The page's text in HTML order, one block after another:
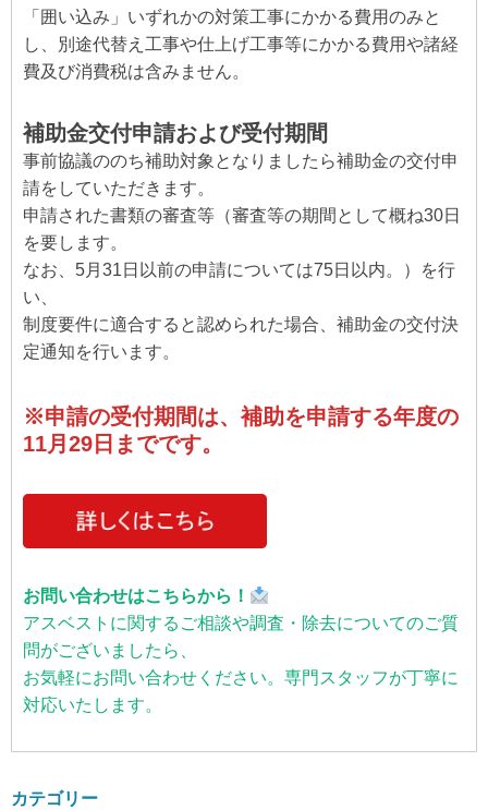
「囲い込み」いずれかの対策工事にかかる費用のみと
し、別途代替え工事や仕上げ工事等にかかる費用や諸経
費及び消費税は含みません。
補助金交付申請および受付期間
事前協議ののち補助対象となりましたら補助金の交付申
請をしていただきます。
申請された書類の審査等（審査等の期間として概ね30日
を要します。
なお、5月31日以前の申請については75日以内。）を行
い、
制度要件に適合すると認められた場合、補助金の交付決
定通知を行います。
※申請の受付期間は、補助を申請する年度の
11月29日までです。
お問い合わせはこちらから！
アスベストに関するご相談や調査・除去についてのご質
問がございましたら、
お気軽にお問い合わせください。専門スタッフが丁寧に
対応いたします。
カテゴリー